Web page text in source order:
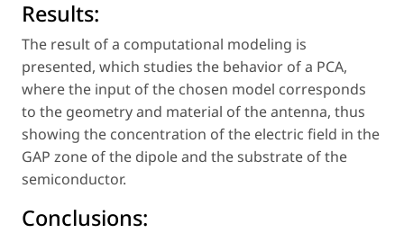
Results:
The result of a computational modeling is
presented, which studies the behavior of a PCA,
where the input of the chosen model corresponds
to the geometry and material of the antenna, thus
showing the concentration of the electric field in the
GAP zone of the dipole and the substrate of the
semiconductor.
Conclusions: